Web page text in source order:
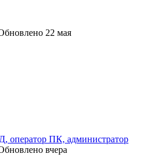
22 мая
оператор ПК, администратор
вчера